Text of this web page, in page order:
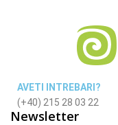
AVETI INTREBARI?
(+40) 215 28 03 22
Newsletter